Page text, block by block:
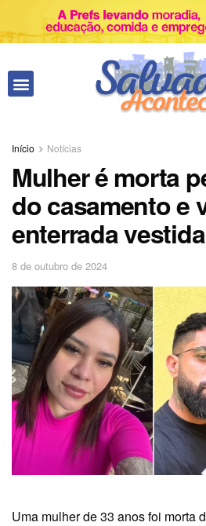
Início Notícias
Mulher é morta
do casamento e
enterrada
8 de outubro de 2024
Uma mulher de 33 anos foi morta